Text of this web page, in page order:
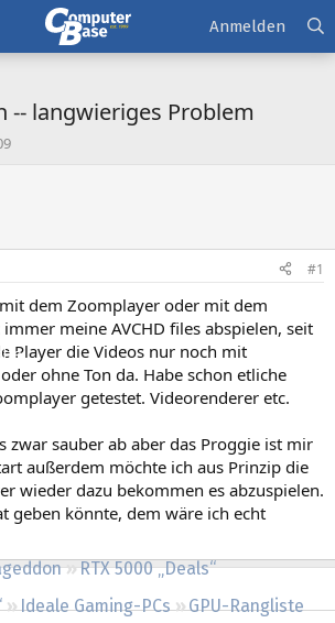
RTX 5000 „Deals“
Ideale Gaming-PCs
GPU-Rangliste
Anmelden
-- langwieriges Problem
#1
dem Zoomplayer oder mit dem
meine AVCHD files abspielen, seit
Player die Videos nur noch mit
ohne Ton da. Habe schon etliche
getestet. Videorenderer etc.
zwar sauber ab aber das Proggie ist mir
außerdem möchte ich aus Prinzip die
wieder dazu bekommen es abzuspielen.
geben könnte, dem wäre ich echt